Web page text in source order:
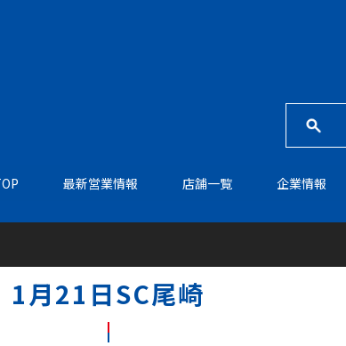
最新営業情報 店舗一覧 企業情報
1月21日SC尾崎